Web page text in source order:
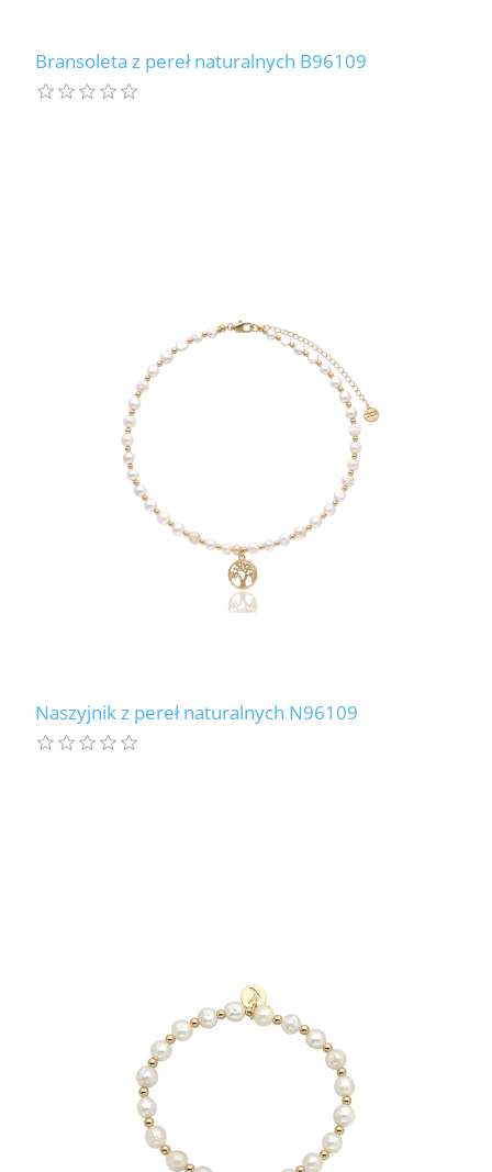
Bransoleta z pereł naturalnych B96109
Naszyjnik z pereł naturalnych N96109